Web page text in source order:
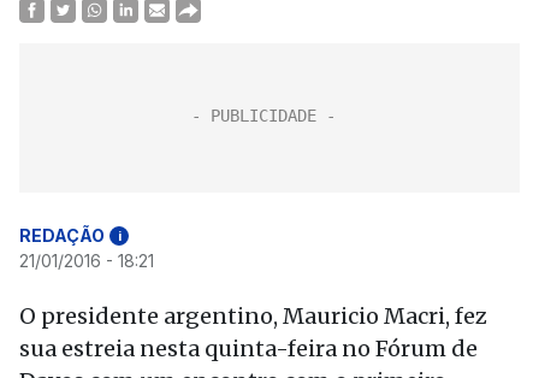
REDAÇÃO i
21/01/2016 - 18:21
O presidente argentino, Mauricio Macri, fez
sua estreia nesta quinta-feira no Fórum de